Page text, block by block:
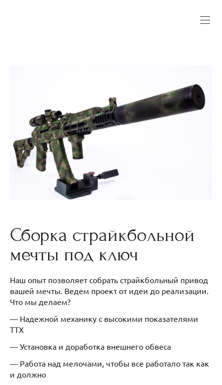
Сборка страйкбольной
мечты под ключ
Наш опыт позволяет собрать страйкбольный привод
вашей мечты. Ведем проект от идеи до реализации.
Что мы делаем?
— Надежной механику с высокими показателями
ТТХ
— Установка и доработка внешнего обвеса
— Работа над мелочами, чтобы все работало так как
и должно